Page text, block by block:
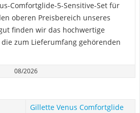
Comfortglide-5-Sensitive-Set für
oberen Preisbereich unseres
finden wir das hochwertige
zum Lieferumfang gehörenden
08/2026
Gillette Venus Comfortglide